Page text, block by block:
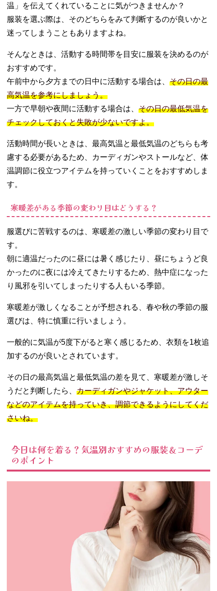
日差し対策
になるアイ
テムが必要
04. 気温を目安に
最適な服装が分
かるおすすめア
プリ3選
− tenki.jp
− お天気&お
しゃれコー
ディネート
05. 気温で服装を
決めて、1日を快
温」を伝えてくれていることに気がつきませんか？
服装を選ぶ際は、そのどちらをみて判断するのが良いかと
迷ってしまうこともありますよね。
そんなときは、活動する時間帯を目安に服装を決めるのが
おすすめです。
午前中から夕方までの日中に活動する場合は、 その日の最
高気温を参考にしましょう。
一方で早朝や夜間に活動する場合は、 その日の最低気温を
チェックしておくと失敗が少ないですよ。
活動時間が長いときは、最高気温と最低気温のどちらも考
慮する必要があるため、カーディガンやストールなど、体
温調節に役立つアイテムを持っていくことをおすすめしま
す。
寒暖差がある季節の変わり目はどうする？
服選びに苦戦するのは、寒暖差の激しい季節の変わり目で
す。
朝に適温だったのに昼には暑く感じたり、昼にちょうど良
かったのに夜には冷えてきたりするため、熱中症になった
り風邪を引いてしまったりする人もいる季節。
寒暖差が激しくなることが予想される、春や秋の季節の服
選びは、特に慎重に行いましょう。
一般的に気温が5度下がると寒く感じるため、衣類を1枚追
加するのが良いとされています。
その日の最高気温と最低気温の差を見て、寒暖差が激しそ
うだと判断したら、 カーディガンやジャケット、アウター
などのアイテムを持っていき、調節できるようにしてくだ
さいね。
今日は何を着る？気温別おすすめの服装＆コーデ
のポイント